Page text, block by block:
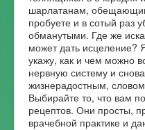
шарлатанам,
пробуете и в сотый раз
обманутыми. Где же
может дать исцеление?
укажу, как и чем можно
нервную систему и
жизнерадостным,
Выбирайте то, что вам
рецептов. Они просты,
врачебной практике и